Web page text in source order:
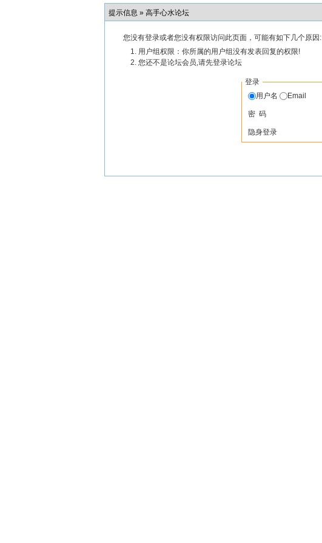
提示信息 » 高手心水论坛
您没有登录或者您没有权限访问此页面，可能有如下几个原因:
用户组权限：你所属的用户组没有发表回复的权限!
您还不是论坛会员,请先登录论坛
登录
用户名
Email
密 码
隐身登录